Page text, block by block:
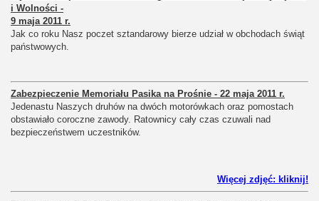
i Wolności -
9 maja 2011 r.
Jak co roku Nasz poczet sztandarowy bierze udział w obchodach świąt
państwowych.
Zabezpieczenie Memoriału Pasika na Prośnie - 22 maja 2011 r.
Jedenastu Naszych druhów na dwóch motorówkach oraz pomostach
obstawiało coroczne zawody. Ratownicy cały czas czuwali nad
bezpieczeństwem uczestników.
Więcej zdjęć: kliknij!